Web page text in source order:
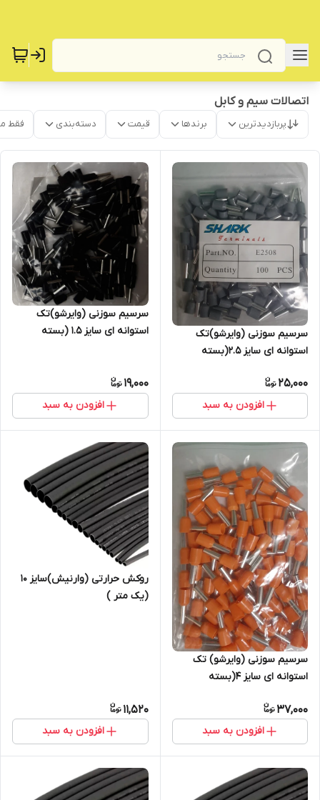
اتصالات سیم و کابل
پربازدیدترین برندها قیمت دسته‌بندی فقط
سرسیم سوزنی (وایرشو)تک
استوانه ای سایز 2.5(بسته
25,000
افزودن به سبد
سرسیم سوزنی (وایرشو)تک
استوانه ای سایز 1.5 (بسته
19,000
افزودن به سبد
سرسیم سوزنی (وایرشو) تک
استوانه ای سایز 4(بسته
37,000
افزودن به سبد
روکش حرارتی (وارنیش)سایز ۱۰
(یک متر )
11,520
افزودن به سبد